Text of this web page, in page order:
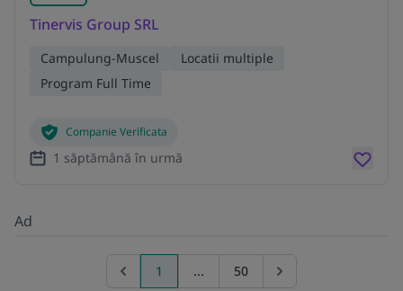
Tinervis Group SRL
Campulung-Muscel
Locatii multiple
Program Full Time
Companie Verificata
1 săptămână în urmă
Ad
Previous page
1 ... 50 Go to next page